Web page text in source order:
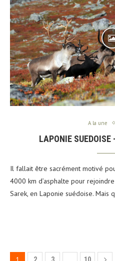
A la une
LAPONIE
Il fallait être sacrément motivé
4000 km d’asphalte pour
Sarek, en Laponie suédoise. Mais